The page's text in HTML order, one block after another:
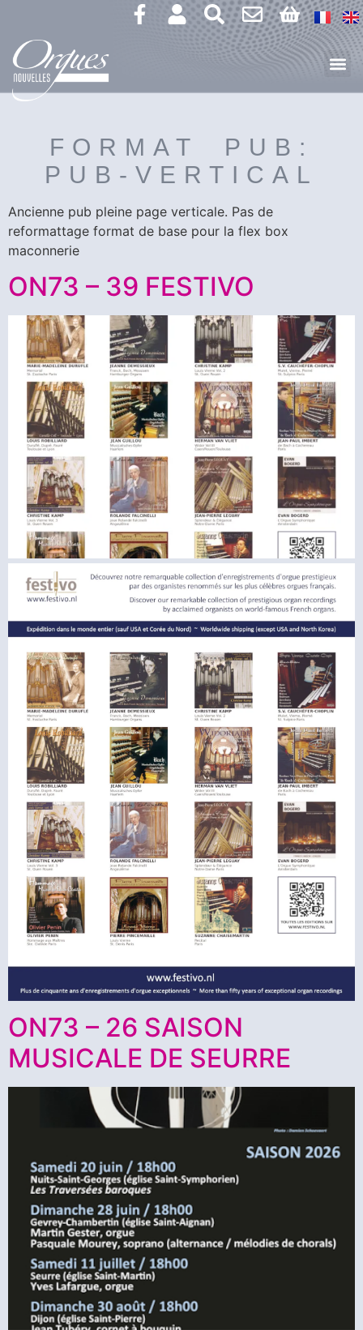
FORMAT PUB:
PUB-VERTICAL
Ancienne pub pleine page verticale. Pas de
reformattage format de base pour la flex box
maconnerie
ON73 – 39 FESTIVO
ON73 – 26 SAISON
MUSICALE DE SEURRE